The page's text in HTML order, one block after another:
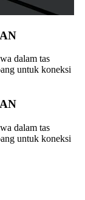
dalam tas
untuk koneksi
dalam tas
untuk koneksi